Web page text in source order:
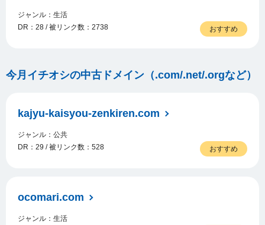
ジャンル：生活
DR：28 / 被リンク数：2738
おすすめ
今月イチオシの中古ドメイン（.com/.net/.orgなど）
kajyu-kaisyou-zenkiren.com
ジャンル：公共
DR：29 / 被リンク数：528
おすすめ
ocomari.com
ジャンル：生活